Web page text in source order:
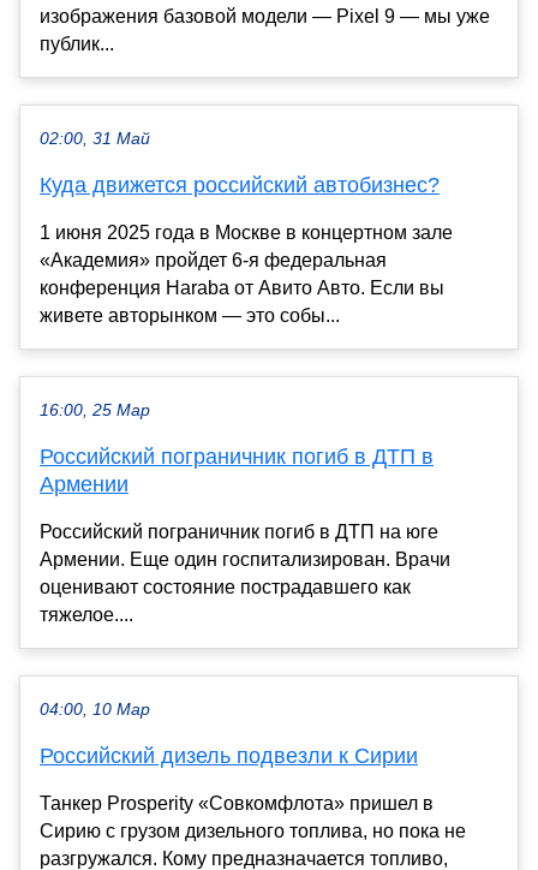
изображения базовой модели — Pixel 9 — мы уже
публик...
02:00, 31 Май
Куда движется российский автобизнес?
1 июня 2025 года в Москве в концертном зале
«Академия» пройдет 6-я федеральная
конференция Haraba от Авито Авто. Если вы
живете авторынком — это собы...
16:00, 25 Мар
Российский пограничник погиб в ДТП в
Армении
Российский пограничник погиб в ДТП на юге
Армении. Еще один госпитализирован. Врачи
оценивают состояние пострадавшего как
тяжелое....
04:00, 10 Мар
Российский дизель подвезли к Сирии
Танкер Prosperity «Совкомфлота» пришел в
Сирию с грузом дизельного топлива, но пока не
разгружался. Кому предназначается топливо,